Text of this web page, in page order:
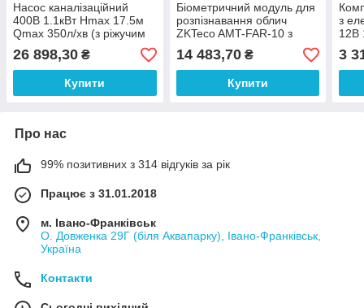
Насос каналізаційний
400В 1.1кВт Hmax 17.5м
Qmax 350л/хв (з ріжучим
механізмом) LEO 3.0
50SWP10-10-1.1L/QG
(7739613)
26 898,30 ₴
Купити
Біометричний модуль для
розпізнавання облич
ZKTeco AMT-FAR-10 з
двома камерами (видиме
світло та інфрачервона)
14 483,70₴
Купити
з
12В
3
Про нас
99% позитивних з 314 відгуків за рік
Працює з 31.01.2018
м. Івано-Франківськ
О. Довженка 29Г (біля Аквапарку), Івано-Франківськ,
Україна
Контакти